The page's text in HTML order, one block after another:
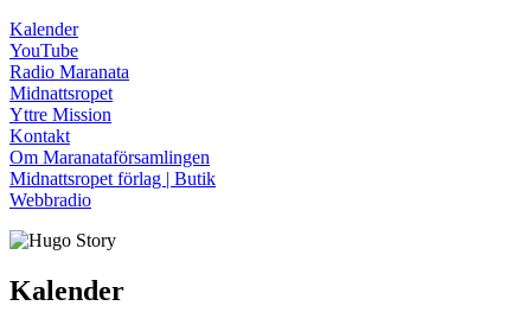
Kalender
YouTube
Radio Maranata
Midnattsropet
Yttre Mission
Kontakt
Om Maranataförsamlingen
Midnattsropet förlag | Butik
Webbradio
Kalender